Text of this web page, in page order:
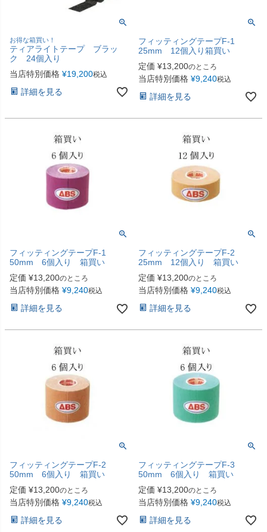
お得な箱買い！
ティアライトテープ ブラッ
ク 24個入り
当店特別価格 ¥19,200税込
詳細を見る
フィッティングテープF-1
25mm 12個入り箱買い
定価 ¥13,200のところ
当店特別価格 ¥9,240税込
詳細を見る
フィッティングテープF-1
50mm 6個入り 箱買い
定価 ¥13,200のところ
当店特別価格 ¥9,240税込
詳細を見る
フィッティングテープF-2
25mm 12個入り 箱買い
定価 ¥13,200のところ
当店特別価格 ¥9,240税込
詳細を見る
フィッティングテープF-2
50mm 6個入り 箱買い
定価 ¥13,200のところ
当店特別価格 ¥9,240税込
詳細を見る
フィッティングテープF-3
50mm 6個入り 箱買い
定価 ¥13,200のところ
当店特別価格 ¥9,240税込
詳細を見る